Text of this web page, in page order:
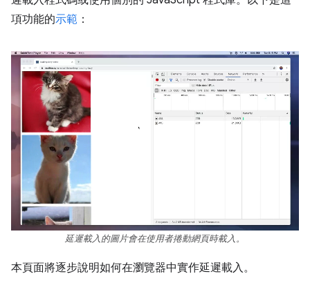
項功能的示範 ：
延遲載入的圖片會在使用者捲動網頁時載入。
本頁面將逐步說明如何在瀏覽器中實作延遲載入。